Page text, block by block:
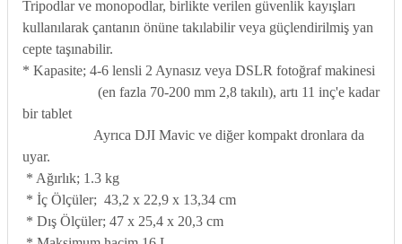
Tripodlar ve monopodlar, birlikte verilen güvenlik kayışları
kullanılarak çantanın önüne takılabilir veya güçlendirilmiş yan
cepte taşınabilir.
* Kapasite; 4-6 lensli 2 Aynasız veya DSLR fotoğraf makinesi
(en fazla 70-200 mm 2,8 takılı), artı 11 inç'e kadar
bir tablet
Ayrıca DJI Mavic ve diğer kompakt dronlara da
uyar.
* Ağırlık; 1.3 kg
* İç Ölçüler; 43,2 x 22,9 x 13,34 cm
* Dış Ölçüler; 47 x 25,4 x 20,3 cm